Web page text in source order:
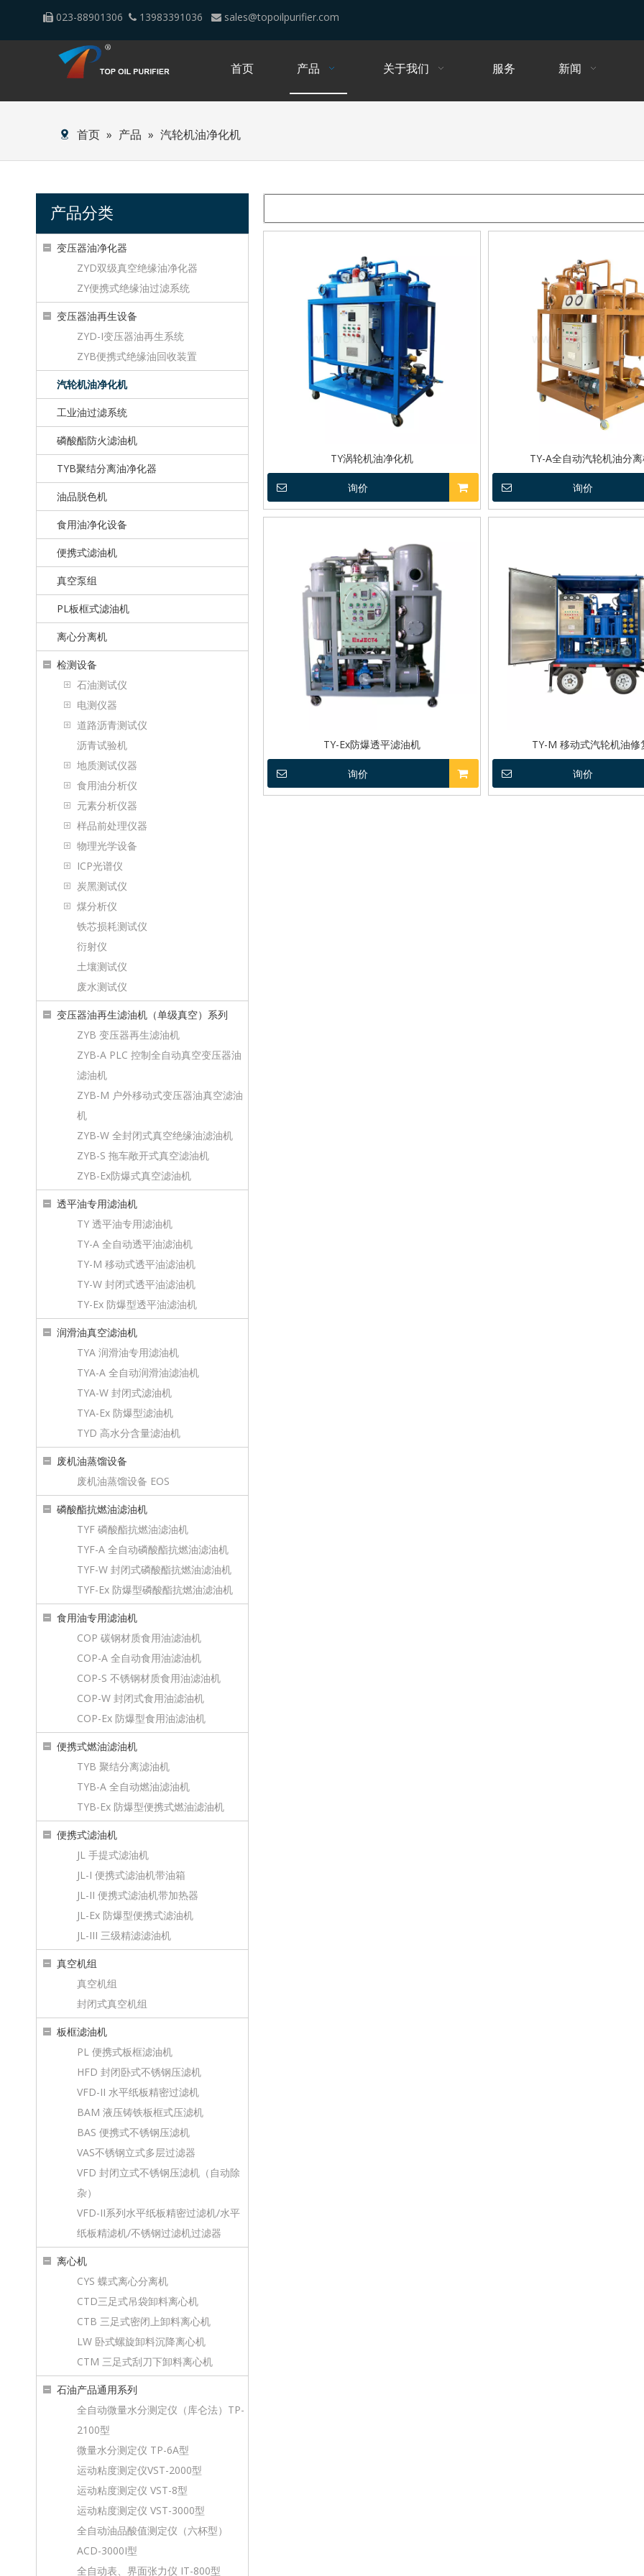
 023-88901306  13983391036  sales@topoilpurifier.com
首页 产品 关于我们 服务 新闻
首页 » 产品 » 汽轮机油净化机
产品分类
变压器油净化器
ZYD双级真空绝缘油净化器
ZY便携式绝缘油过滤系统
变压器油再生设备
ZYD-I变压器油再生系统
ZYB便携式绝缘油回收装置
汽轮机油净化机
工业油过滤系统
磷酸酯防火滤油机
TYB聚结分离油净化器
油品脱色机
食用油净化设备
便携式滤油机
真空泵组
PL板框式滤油机
离心分离机
检测设备
石油测试仪
电测仪器
道路沥青测试仪
沥青试验机
地质测试仪器
食用油分析仪
元素分析仪器
样品前处理仪器
物理光学设备
ICP光谱仪
炭黑测试仪
煤分析仪
铁芯损耗测试仪
衍射仪
土壤测试仪
废水测试仪
变压器油再生滤油机（单级真空）系列
ZYB 变压器再生滤油机
ZYB-A PLC 控制全自动真空变压器油
滤油机
ZYB-M 户外移动式变压器油真空滤油
机
ZYB-W 全封闭式真空绝缘油滤油机
ZYB-S 拖车敞开式真空滤油机
ZYB-Ex防爆式真空滤油机
透平油专用滤油机
TY 透平油专用滤油机
TY-A 全自动透平油滤油机
TY-M 移动式透平油滤油机
TY-W 封闭式透平油滤油机
TY-Ex 防爆型透平油滤油机
润滑油真空滤油机
TYA 润滑油专用滤油机
TYA-A 全自动润滑油滤油机
TYA-W 封闭式滤油机
TYA-Ex 防爆型滤油机
TYD 高水分含量滤油机
废机油蒸馏设备
废机油蒸馏设备 EOS
磷酸酯抗燃油滤油机
TYF 磷酸酯抗燃油滤油机
TYF-A 全自动磷酸酯抗燃油滤油机
TYF-W 封闭式磷酸酯抗燃油滤油机
TYF-Ex 防爆型磷酸酯抗燃油滤油机
食用油专用滤油机
COP 碳钢材质食用油滤油机
COP-A 全自动食用油滤油机
COP-S 不锈钢材质食用油滤油机
COP-W 封闭式食用油滤油机
COP-Ex 防爆型食用油滤油机
便携式燃油滤油机
TYB 聚结分离滤油机
TYB-A 全自动燃油滤油机
TYB-Ex 防爆型便携式燃油滤油机
便携式滤油机
JL 手提式滤油机
JL-I 便携式滤油机带油箱
JL-II 便携式滤油机带加热器
JL-Ex 防爆型便携式滤油机
JL-III 三级精滤滤油机
真空机组
真空机组
封闭式真空机组
板框滤油机
PL 便携式板框滤油机
HFD 封闭卧式不锈钢压滤机
VFD-II 水平纸板精密过滤机
BAM 液压铸铁板框式压滤机
BAS 便携式不锈钢压滤机
VAS不锈钢立式多层过滤器
VFD 封闭立式不锈钢压滤机（自动除
杂）
VFD-II系列水平纸板精密过滤机/水平
纸板精滤机/不锈钢过滤机过滤器
离心机
CYS 蝶式离心分离机
CTD三足式吊袋卸料离心机
CTB 三足式密闭上卸料离心机
LW 卧式螺旋卸料沉降离心机
CTM 三足式刮刀下卸料离心机
石油产品通用系列
全自动微量水分测定仪（库仑法）TP-
2100型
微量水分测定仪 TP-6A型
运动粘度测定仪VST-2000型
运动粘度测定仪 VST-8型
运动粘度测定仪 VST-3000型
全自动油品酸值测定仪（六杯型）
ACD-3000I型
全自动表、界面张力仪 IT-800型
TY涡轮机油净化机
询价
TY-A全自动汽轮机油分
询价
TY-Ex防爆透平滤油机
询价
TY-M 移动式汽轮机油修
询价